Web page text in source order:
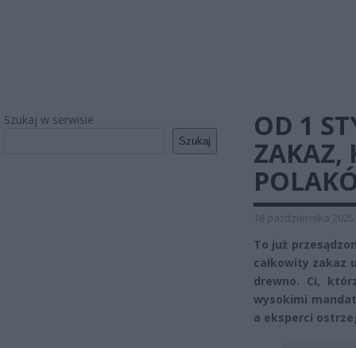
Szukaj w serwisie
Szukaj
OD 1
ZAKAZ,
18 października 2025
To już
całkowity zakaz
drewno. Ci,
wysokimi
a eksperci